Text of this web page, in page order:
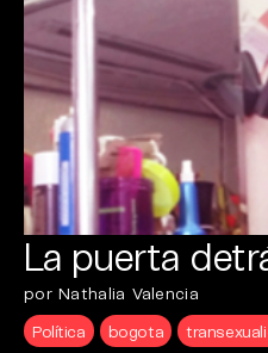
La puerta
por Nathalia Valencia
Política
bogota